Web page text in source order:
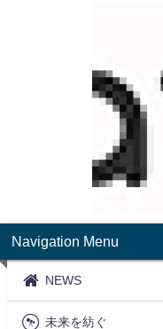
Navigation Menu
NEWS
未来を紡ぐ